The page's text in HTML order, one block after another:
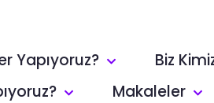
Yapıyoruz? Biz
Makaleler